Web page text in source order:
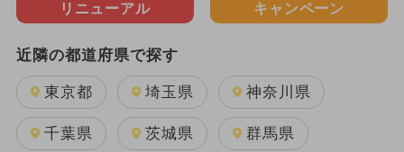
リニューアル
キャンペーン
近隣の都道府県で探す
東京都 埼玉県 神奈川県
千葉県 茨城県 群馬県